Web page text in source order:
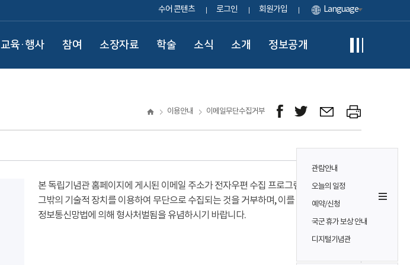
수어 콘텐츠 로그인 회원가입 Language
교육·행사 참여 소장자료 학술 소식 소개 정보공개
관람안내
오늘의 일정
예약/신청
국군 휴가 보상 안내
디지털기념관
이용안내 이메일무단수집거부
본 독립기념관 홈페이지에 게시된 이메일 주소가 전자우편 수집 프로그램이나
그밖의 기술적 장치를 이용하여 무단으로 수집되는 것을 거부하며, 이를 위반시
정보통신망법에 의해 형사처벌됨을 유념하시기 바랍니다.